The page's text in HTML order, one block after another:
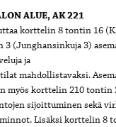
ALUE, AK 221
korttelin 8 tontin 16
(Junghansinkuja 3)
ja
mahdollistavaksi.
myös korttelin 210 tontin
sijoittuminen sekä
Lisäksi korttelin 8